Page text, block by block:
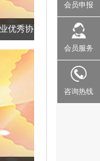
优秀协
会员申报
会员服务
咨询热线